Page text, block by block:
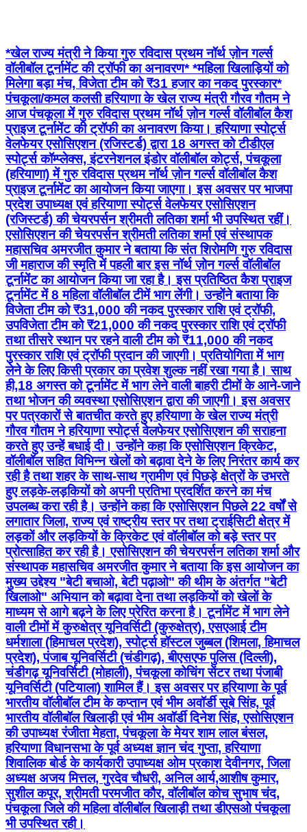
*खेल राज्य मंत्री ने किया गुरु रविदास प्रथम नॉर्थ ज़ोन गर्ल्स
वॉलीबॉल टूर्नामेंट की ट्रॉफी का अनावरण* *महिला खिलाड़ियों को
मिलेगा बड़ा मंच, विजेता टीम को ₹31 हजार का नकद पुरस्कार*
पंचकूला/कमल कलसी हरियाणा के खेल राज्य मंत्री गौरव गौतम ने
आज पंचकूला में गुरु रविदास प्रथम नॉर्थ ज़ोन गर्ल्स वॉलीबॉल कैश
प्राइज टूर्नामेंट की ट्रॉफी का अनावरण किया। हरियाणा स्पोर्ट्स
वेलफेयर एसोसिएशन (रजिस्टर्ड) द्वारा 18 अगस्त को टीडीएल
स्पोर्ट्स कॉम्प्लेक्स, इंटरनेशनल इंडोर वॉलीबॉल कोर्ट्स, पंचकूला
(हरियाणा) में गुरु रविदास प्रथम नॉर्थ ज़ोन गर्ल्स वॉलीबॉल कैश
प्राइज टूर्नामेंट का आयोजन किया जाएगा। इस अवसर पर भाजपा
प्रदेश उपाध्यक्ष एवं हरियाणा स्पोर्ट्स वेलफेयर एसोसिएशन
(रजिस्टर्ड) की चेयरपर्सन श्रीमती लतिका शर्मा भी उपस्थित रहीं।
एसोसिएशन की चेयरपर्सन श्रीमती लतिका शर्मा एवं संस्थापक
महासचिव अमरजीत कुमार ने बताया कि संत शिरोमणि गुरु रविदास
जी महाराज की स्मृति में पहली बार इस नॉर्थ ज़ोन गर्ल्स वॉलीबॉल
टूर्नामेंट का आयोजन किया जा रहा है। इस प्रतिष्ठित कैश प्राइज
टूर्नामेंट में 8 महिला वॉलीबॉल टीमें भाग लेंगी। उन्होंने बताया कि
विजेता टीम को ₹31,000 की नकद पुरस्कार राशि एवं ट्रॉफी,
उपविजेता टीम को ₹21,000 की नकद पुरस्कार राशि एवं ट्रॉफी
तथा तीसरे स्थान पर रहने वाली टीम को ₹11,000 की नकद
पुरस्कार राशि एवं ट्रॉफी प्रदान की जाएगी। प्रतियोगिता में भाग
लेने के लिए किसी प्रकार का प्रवेश शुल्क नहीं रखा गया है। साथ
ही,18 अगस्त को टूर्नामेंट में भाग लेने वाली बाहरी टीमों के आने-जाने
तथा भोजन की व्यवस्था एसोसिएशन द्वारा की जाएगी। इस अवसर
पर पत्रकारों से बातचीत करते हुए हरियाणा के खेल राज्य मंत्री
गौरव गौतम ने हरियाणा स्पोर्ट्स वेलफेयर एसोसिएशन की सराहना
करते हुए उन्हें बधाई दी। उन्होंने कहा कि एसोसिएशन क्रिकेट,
वॉलीबॉल सहित विभिन्न खेलों को बढ़ावा देने के लिए निरंतर कार्य कर
रही है तथा शहर के साथ-साथ ग्रामीण एवं पिछड़े क्षेत्रों के उभरते
हुए लड़के-लड़कियों को अपनी प्रतिभा प्रदर्शित करने का मंच
उपलब्ध करा रही है। उन्होंने कहा कि एसोसिएशन पिछले 22 वर्षों से
लगातार जिला, राज्य एवं राष्ट्रीय स्तर पर तथा ट्राईसिटी क्षेत्र में
लड़कों और लड़कियों के क्रिकेट एवं वॉलीबॉल को बड़े स्तर पर
प्रोत्साहित कर रही है। एसोसिएशन की चेयरपर्सन लतिका शर्मा और
संस्थापक महासचिव अमरजीत कुमार ने बताया कि इस आयोजन का
मुख्य उद्देश्य "बेटी बचाओ, बेटी पढ़ाओ" की थीम के अंतर्गत "बेटी
खिलाओ" अभियान को बढ़ावा देना तथा लड़कियों को खेलों के
माध्यम से आगे बढ़ने के लिए प्रेरित करना है। टूर्नामेंट में भाग लेने
वाली टीमों में कुरुक्षेत्र यूनिवर्सिटी (कुरुक्षेत्र), एसएआई टीम
धर्मशाला (हिमाचल प्रदेश), स्पोर्ट्स हॉस्टल जुब्बल (शिमला, हिमाचल
प्रदेश), पंजाब यूनिवर्सिटी (चंडीगढ़), बीएसएफ पुलिस (दिल्ली),
चंडीगढ़ यूनिवर्सिटी (मोहाली), पंचकूला कोचिंग सेंटर तथा पंजाबी
यूनिवर्सिटी (पटियाला) शामिल हैं। इस अवसर पर हरियाणा के पूर्व
भारतीय वॉलीबॉल टीम के कप्तान एवं भीम अवॉर्डी सूबे सिंह, पूर्व
भारतीय वॉलीबॉल खिलाड़ी एवं भीम अवॉर्डी दिनेश सिंह, एसोसिएशन
की उपाध्यक्ष रंजीता मेहता, पंचकूला के मेयर शाम लाल बंसल,
हरियाणा विधानसभा के पूर्व अध्यक्ष ज्ञान चंद गुप्ता, हरियाणा
शिवालिक बोर्ड के कार्यकारी उपाध्यक्ष ओम प्रकाश देवीनगर, जिला
अध्यक्ष अजय मित्तल, गुरदेव चौधरी, अनिल आर्य,आशीष कुमार,
सुशील कपूर, श्रीमती परमजीत कौर, वॉलीबॉल कोच सुभाष चंद,
पंचकूला जिले की महिला वॉलीबॉल खिलाड़ी तथा डीएसओ पंचकूला
भी उपस्थित रही।